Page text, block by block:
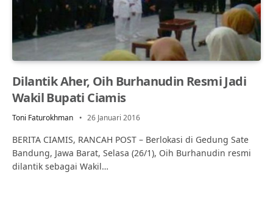
Dilantik Aher, Oih Burhanudin Resmi Jadi
Wakil Bupati Ciamis
Toni Faturokhman 26 Januari 2016
BERITA CIAMIS, RANCAH POST – Berlokasi di Gedung Sate
Bandung, Jawa Barat, Selasa (26/1), Oih Burhanudin resmi
dilantik sebagai Wakil…